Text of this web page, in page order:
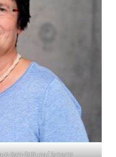
Kohl-Stiftung/ Schacht